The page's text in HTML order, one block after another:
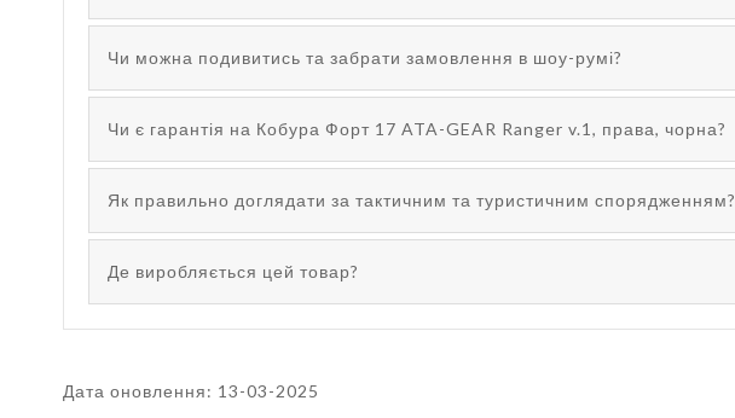
Чи можна подивитись та забрати замовлення в шоу-румі?
Чи є гарантія на Кобура Форт 17 ATA-GEAR Ranger v.1, права, чорна?
Як правильно доглядати за тактичним та туристичним спорядженням?
Де виробляється цей товар?
Дата оновлення: 13-03-2025